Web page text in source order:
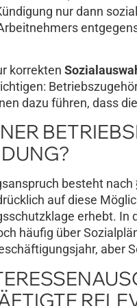
nur dann
korrekten
dazu führen, dass
besteht
auf diese
erhebt.
häufig über
aber